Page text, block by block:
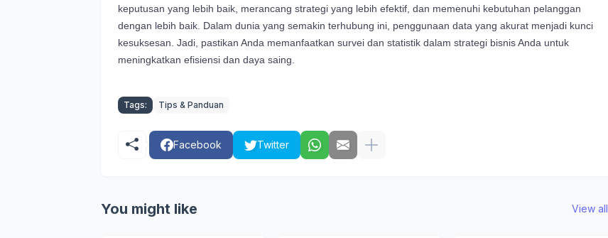
keputusan yang lebih baik, merancang strategi yang lebih efektif, dan memenuhi kebutuhan pelanggan
dengan lebih baik. Dalam dunia yang semakin terhubung ini, penggunaan data yang akurat menjadi kunci
kesuksesan. Jadi, pastikan Anda memanfaatkan survei dan statistik dalam strategi bisnis Anda untuk
meningkatkan efisiensi dan daya saing.
Tags: Tips & Panduan
Facebook Twitter
You might like View all